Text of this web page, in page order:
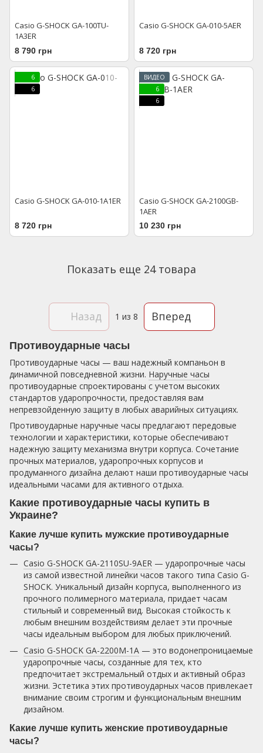
Casio G-SHOCK GA-100TU-
1A3ER
8 790 грн
Casio G-SHOCK GA-010-5AER
8 720 грн
6
6
Casio G-SHOCK GA-010-1A1ER
8 720 грн
ВИДЕО
6
6
Casio G-SHOCK GA-2100GB-
1AER
10 230 грн
Показать еще 24 товара
Назад 1 из 8 Вперед
Противоударные часы
Противоударные часы — ваш надежный компаньон в
динамичной повседневной жизни. Наручные часы
противоударные спроектированы с учетом высоких
стандартов ударопрочности, предоставляя вам
непревзойденную защиту в любых аварийных ситуациях.
Противоударные наручные часы предлагают передовые
технологии и характеристики, которые обеспечивают
надежную защиту механизма внутри корпуса. Сочетание
прочных материалов, ударопрочных корпусов и
продуманного дизайна делают наши противоударные часы
идеальными часами для активного отдыха.
Какие противоударные часы купить в
Украине?
Какие лучше купить мужские противоударные
часы?
Casio G-SHOCK GA-2110SU-9AER — ударопрочные часы
из самой известной линейки часов такого типа Casio G-
SHOCK. Уникальный дизайн корпуса, выполненного из
прочного полимерного материала, придает часам
стильный и современный вид. Высокая стойкость к
любым внешним воздействиям делает эти прочные
часы идеальным выбором для любых приключений.
Casio G-SHOCK GA-2200M-1A — это водонепроницаемые
ударопрочные часы, созданные для тех, кто
предпочитает экстремальный отдых и активный образ
жизни. Эстетика этих противоударных часов привлекает
внимание своим строгим и функциональным внешним
дизайном.
Какие лучше купить женские противоударные
часы?